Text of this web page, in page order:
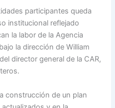
participantes queda
institucional reflejado
la labor de la Agencia
la dirección de William
director general de la CAR,
construcción de un plan